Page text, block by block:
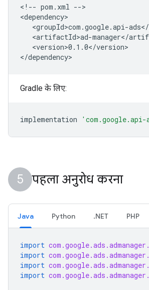
<!-- pom.xml -->
<version>0.1.0</version>
Gradle के लिए:
implementation
पहला अनुरोध करना
Java Python .NET PHP
import
import
import
import